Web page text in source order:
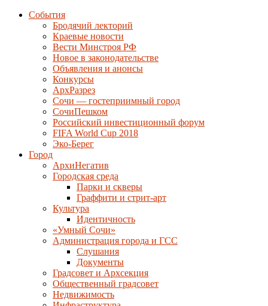
События
Бродячий лекторий
Краевые новости
Вести Минстроя РФ
Новое в законодательстве
Объявления и анонсы
Конкурсы
АрхРазрез
Сочи — гостеприимный город
СочиПешком
Российский инвестиционный форум
FIFA World Cup 2018
Эко-Берег
Город
АрхиНегатив
Городская среда
Парки и скверы
Граффити и стрит-арт
Культура
Идентичность
«Умный Сочи»
Администрация города и ГСС
Слушания
Документы
Градсовет и Архсекция
Общественный градсовет
Недвижимость